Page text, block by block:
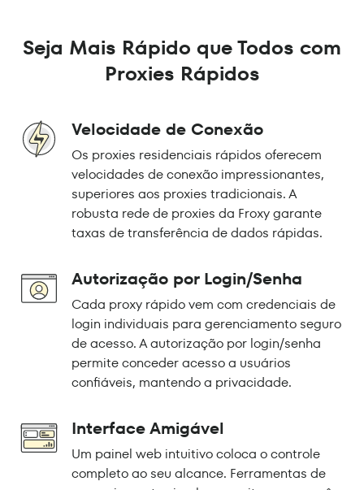
Seja Mais Rápido que Todos com
Proxies Rápidos
Velocidade de Conexão
Os proxies residenciais rápidos oferecem
velocidades de conexão impressionantes,
superiores aos proxies tradicionais. A
robusta rede de proxies da Froxy garante
taxas de transferência de dados rápidas.
Autorização por Login/Senha
Cada proxy rápido vem com credenciais de
login individuais para gerenciamento seguro
de acesso. A autorização por login/senha
permite conceder acesso a usuários
confiáveis, mantendo a privacidade.
Interface Amigável
Um painel web intuitivo coloca o controle
completo ao seu alcance. Ferramentas de